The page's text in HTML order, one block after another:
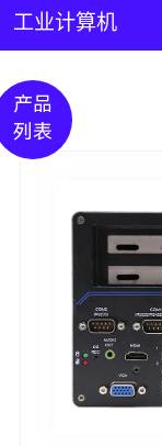
新闻资讯
联系我们
加入我们
工业计算机
产品
列表